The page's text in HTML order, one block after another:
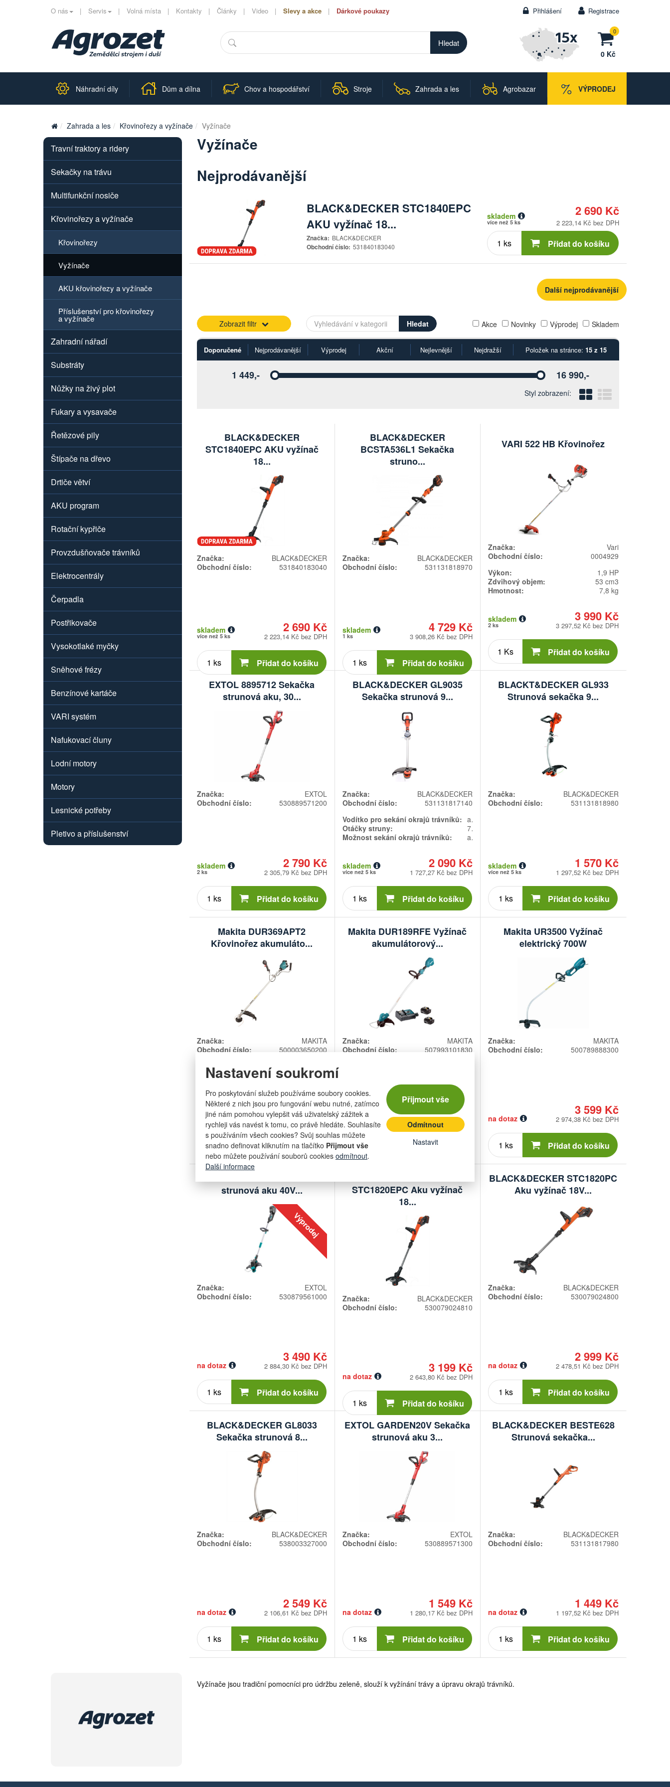
Nastavení soukromí
Pro poskytování služeb používáme soubory cookies.
Některé z nich jsou pro fungování webu nutné, zatímco
jiné nám pomohou vylepšit váš uživatelský zážitek a
rychleji vás navést k tomu, co právě hledáte. Souhlasíte
s používáním všech cookies? Svůj souhlas můžete
snadno definovat kliknutím na tlačítko Přijmout vše
nebo můžete používání souborů cookies odmítnout.
Další informace
Přijmout vše
Odmítnout
Nastavit
O nás Servis Volná místa Kontakty Články Video Slevy a akce Dárkové poukazy Přihlášení Registrace
Hledat 0
0 Kč
Náhradní díly Dům a dílna Chov a hospodářství Stroje Zahrada a les Agrobazar VÝPRODEJ
Zahrada a les Křovinořezy a vyžínače Vyžínače
Vyžínače
Nejprodávanější
BLACK&DECKER STC1840EPC
AKU vyžínač 18...
Značka: BLACK&DECKER
Obchodní číslo: 531840183040
2 690 Kč
skladem
více než 5 ks 2 223,14 Kč bez DPH
Počet
kusů Přidat do košíku
Další nejprodávanější
Zobrazit filtr Akce Novinky Výprodej Skladem
Doporučené Nejprodávanější Výprodej Akční Nejlevnější Nejdražší Položek na stránce: 15 z 15
Vyberte Vyberte
1 449,- 16 990,-
Styl zobrazení: BlokovýŘádkový
BLACK&DECKER
STC1840EPC AKU vyžínač
18...
Značka:
BLACK&DECKER
Obchodní číslo:
531840183040
2 690 Kč
skladem
více než 5 ks 2 223,14 Kč bez DPH
Počet
kusů Přidat do košíku
BLACK&DECKER
BCSTA536L1 Sekačka
struno...
Značka:
BLACK&DECKER
Obchodní číslo:
531131818970
4 729 Kč
skladem
1 ks 3 908,26 Kč bez DPH
Počet
kusů Přidat do košíku
VARI 522 HB Křovinořez
Značka:
Vari
Obchodní číslo:
0004929
Výkon:
1,9 HP
Zdvihový objem:
53 cm3
Hmotnost:
7,8 kg
3 990 Kč
skladem
2 ks 3 297,52 Kč bez DPH
Počet
kusů Přidat do košíku
EXTOL 8895712 Sekačka
strunová aku, 30...
Značka:
EXTOL
Obchodní číslo:
530889571200
2 790 Kč
skladem
2 ks 2 305,79 Kč bez DPH
Počet
kusů Přidat do košíku
BLACK&DECKER GL9035
Sekačka strunová 9...
Značka:
BLACK&DECKER
Obchodní číslo:
531131817140
Vodítko pro sekání okrajů trávníků:
ano
Otáčky struny:
7000 ot.min
Možnost sekání okrajů trávníků:
ano
2 090 Kč
skladem
více než 5 ks 1 727,27 Kč bez DPH
Počet
kusů Přidat do košíku
BLACKT&DECKER GL933
Strunová sekačka 9...
Značka:
BLACK&DECKER
Obchodní číslo:
531131818980
1 570 Kč
skladem
více než 5 ks 1 297,52 Kč bez DPH
Počet
kusů Přidat do košíku
Makita DUR369APT2
Křovinořez akumuláto...
Značka:
MAKITA
Obchodní číslo:
500003650200
16 990 Kč
na dotaz 14 041,32 Kč bez DPH
Počet
kusů Přidat do košíku
Makita DUR189RFE Vyžínač
akumulátorový...
Značka:
MAKITA
Obchodní číslo:
507993101830
9 690 Kč
na dotaz 8 008,26 Kč bez DPH
Přidat do košíku
Makita UR3500 Vyžínač
elektrický 700W
Značka:
MAKITA
Obchodní číslo:
500789888300
3 599 Kč
na dotaz 2 974,38 Kč bez DPH
Počet
kusů Přidat do košíku
strunová aku 40V...
Výprodej
Značka:
EXTOL
Obchodní číslo:
530879561000
3 490 Kč
na dotaz 2 884,30 Kč bez DPH
Počet
kusů Přidat do košíku
STC1820EPC Aku vyžínač
18...
Značka:
BLACK&DECKER
Obchodní číslo:
530079024810
3 199 Kč
na dotaz 2 643,80 Kč bez DPH
Počet
kusů Přidat do košíku
BLACK&DECKER STC1820PC
Aku vyžínač 18V...
Značka:
BLACK&DECKER
Obchodní číslo:
530079024800
2 999 Kč
na dotaz 2 478,51 Kč bez DPH
Počet
kusů Přidat do košíku
BLACK&DECKER GL8033
Sekačka strunová 8...
Značka:
BLACK&DECKER
Obchodní číslo:
538003327000
2 549 Kč
na dotaz 2 106,61 Kč bez DPH
Počet
kusů Přidat do košíku
EXTOL GARDEN20V Sekačka
strunová aku 3...
Značka:
EXTOL
Obchodní číslo:
530889571300
1 549 Kč
na dotaz 1 280,17 Kč bez DPH
Počet
kusů Přidat do košíku
BLACK&DECKER BESTE628
Strunová sekačka...
Značka:
BLACK&DECKER
Obchodní číslo:
531131817980
1 449 Kč
na dotaz 1 197,52 Kč bez DPH
Počet
kusů Přidat do košíku
Travní traktory a ridery
Sekačky na trávu
Multifunkční nosiče
Křovinořezy a vyžínače
Křovinořezy
Vyžínače
AKU křovinořezy a vyžínače
Příslušenství pro křovinořezy
a vyžínače
Zahradní nářadí
Substráty
Nůžky na živý plot
Fukary a vysavače
Řetězové pily
Štípače na dřevo
Drtiče větví
AKU program
Rotační kypřiče
Provzdušňovače trávníků
Elektrocentrály
Čerpadla
Postřikovače
Vysokotlaké myčky
Sněhové frézy
Benzínové kartáče
VARI systém
Nafukovací čluny
Lodní motory
Motory
Lesnické potřeby
Pletivo a příslušenství
Vyžínače jsou tradiční pomocníci pro údržbu zeleně, slouží k vyžínání trávy a úpravu okrajů trávníků.